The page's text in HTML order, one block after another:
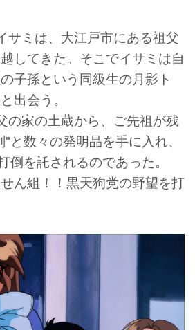
サミは、大江戸市にある祖父
してきた。そこでイサミは自
子孫という同級生の月影ト
出会う。
の家の土蔵から、ご先祖が残
と数々の発明品を手に入れ、
倒を託されるのであった。
ん組！！黒天狗党の野望を打